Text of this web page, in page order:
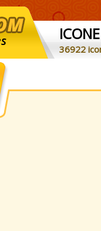
ICONE
36922